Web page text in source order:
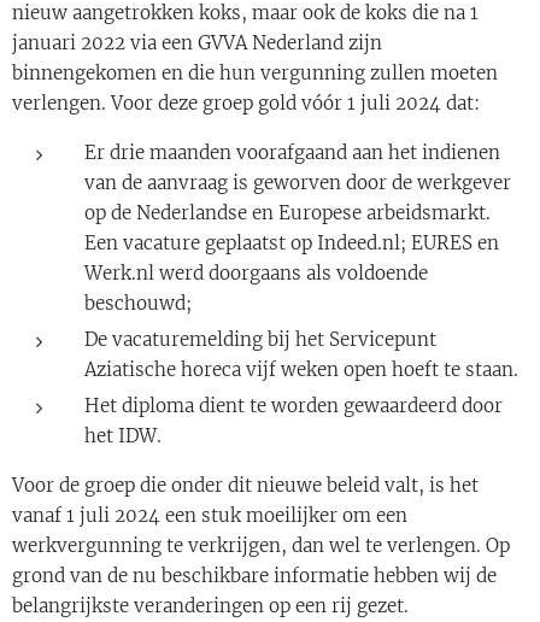
nieuw aangetrokken koks, maar ook de koks die na 1
januari 2022 via een GVVA Nederland zijn
binnengekomen en die hun vergunning zullen moeten
verlengen. Voor deze groep gold vóór 1 juli 2024 dat:
Er drie maanden voorafgaand aan het indienen
van de aanvraag is geworven door de werkgever
op de Nederlandse en Europese arbeidsmarkt.
Een vacature geplaatst op Indeed.nl; EURES en
Werk.nl werd doorgaans als voldoende
beschouwd;
De vacaturemelding bij het Servicepunt
Aziatische horeca vijf weken open hoeft te staan.
Het diploma dient te worden gewaardeerd door
het IDW.
Voor de groep die onder dit nieuwe beleid valt, is het
vanaf 1 juli 2024 een stuk moeilijker om een
werkvergunning te verkrijgen, dan wel te verlengen. Op
grond van de nu beschikbare informatie hebben wij de
belangrijkste veranderingen op een rij gezet.